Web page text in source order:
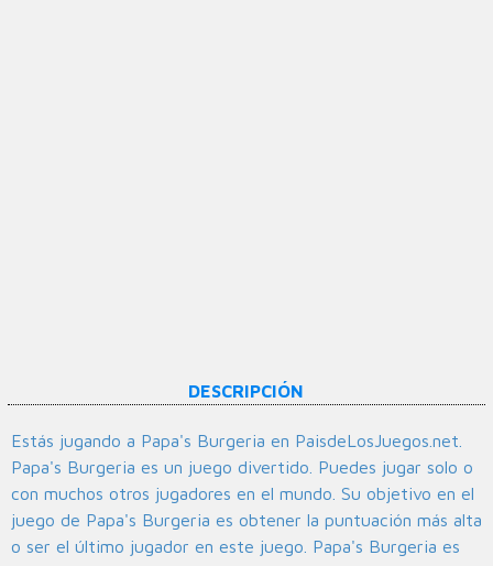
DESCRIPCIÓN
Estás jugando a Papa's Burgeria en PaisdeLosJuegos.net.
Papa's Burgeria es un juego divertido. Puedes jugar solo o
con muchos otros jugadores en el mundo. Su objetivo en el
juego de Papa's Burgeria es obtener la puntuación más alta
o ser el último jugador en este juego. Papa's Burgeria es